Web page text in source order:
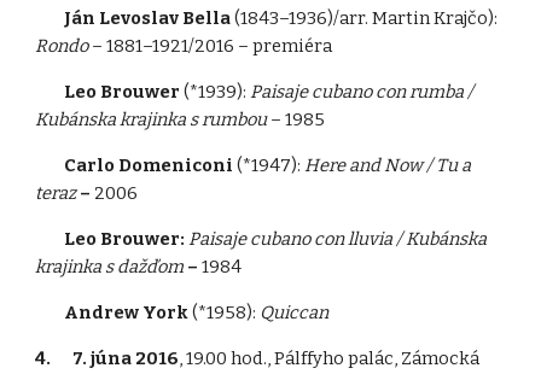
Ján Levoslav Bella(1843–1936)/arr. Martin Krajčo):
Rondo– 1881–1921/2016 – premiéra
Leo Brouwer(*1939):Paisaje cubano con rumba /
Kubánska krajinka s rumbou– 1985
Carlo Domeniconi(*1947):Here and Now / Tu a
teraz– 2006
Leo Brouwer:Paisaje cubano con lluvia / Kubánska
krajinka s dažďom –1984
Andrew York(*1958): Quiccan
4. 7. júna 2016, 19.00 hod., Pálffyho palác, Zámocká